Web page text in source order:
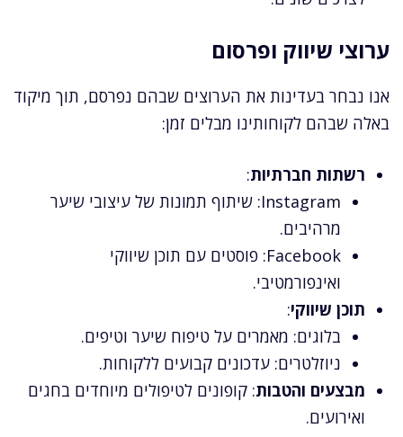
ערוצי שיווק ופרסום
אנו נבחר בעדינות את הערוצים שבהם נפרסם, תוך מיקוד
באלה שבהם לקוחותינו מבלים זמן:
רשתות חברתיות:
Instagram: שיתוף תמונות של עיצובי שיער
מרהיבים.
Facebook: פוסטים עם תוכן שיווקי
ואינפורמטיבי.
תוכן שיווקי:
בלוגים: מאמרים על טיפוח שיער וטיפים.
ניוזלטרים: עדכונים קבועים ללקוחות.
מבצעים והטבות: קופונים לטיפולים מיוחדים בחגים
ואירועים.